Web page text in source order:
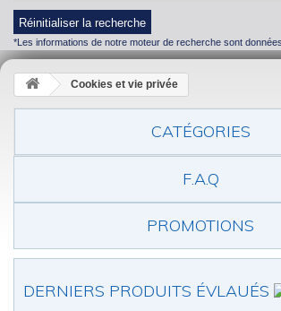
Réinitialiser la recherche
*Les informations de notre moteur de recherche sont
Cookies et vie privée
CATÉGORIES
F.A.Q
PROMOTIONS
DERNIERS PRODUITS ÉVLAUÉS